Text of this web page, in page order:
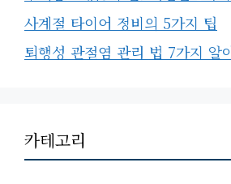
사계절 타이어 정비의 5가지 팁
퇴행성 관절염 관리 법 7가지 알
카테고리